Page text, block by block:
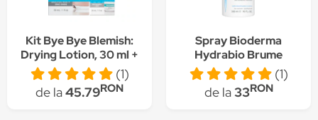
Kit Bye Bye Blemish:
Drying Lotion, 30 ml +
Serum, 30 ml(1)
de la45.79RON
Spray Bioderma
Hydrabio Brume
pentru piele sensibila,
300 ml
(1)
de la33RON